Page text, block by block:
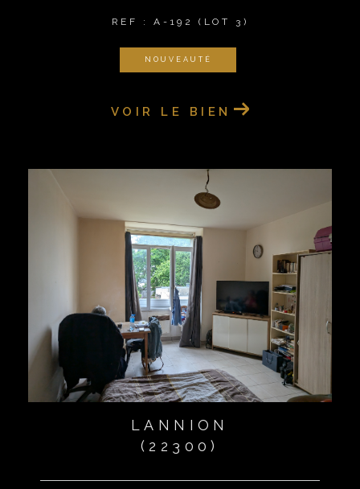
REF : A-192 (LOT 3)
NOUVEAUTÉ
VOIR LE BIEN
LANNION
(22300)